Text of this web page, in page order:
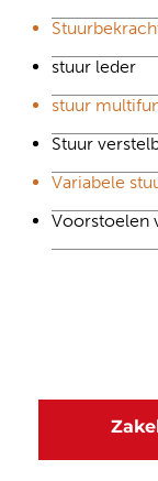
stuur leder
stuur
Stuur
Variabele
Voorstoelen